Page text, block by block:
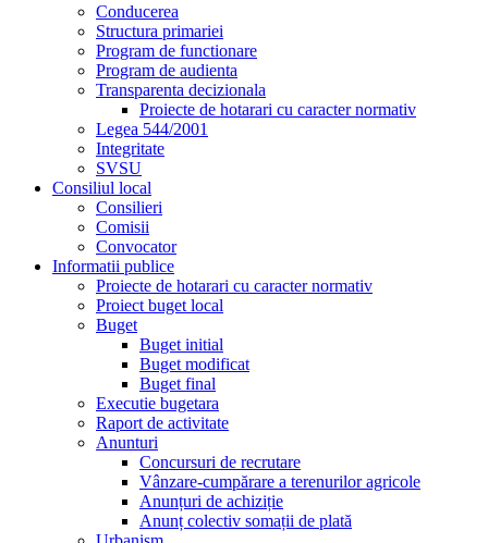
Conducerea
Structura primariei
Program de functionare
Program de audienta
Transparenta decizionala
Proiecte de hotarari cu caracter normativ
Legea 544/2001
Integritate
SVSU
Consiliul local
Consilieri
Comisii
Convocator
Informatii publice
Proiecte de hotarari cu caracter normativ
Proiect buget local
Buget
Buget initial
Buget modificat
Buget final
Executie bugetara
Raport de activitate
Anunturi
Concursuri de recrutare
Vânzare-cumpărare a terenurilor agricole
Anunțuri de achiziție
Anunț colectiv somații de plată